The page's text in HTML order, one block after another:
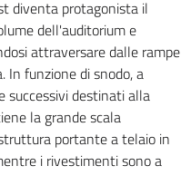
diventa protagonista il
dell'auditorium e
attraversare dalle rampe
In funzione di snodo, a
successivi destinati alla
la grande scala
portante a telaio in
i rivestimenti sono a